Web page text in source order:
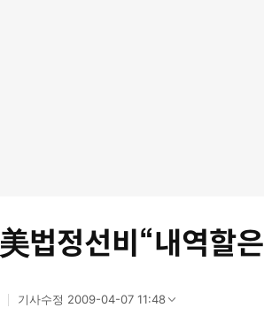
美법정선비“내역할
기사수정 2009-04-07 11:48